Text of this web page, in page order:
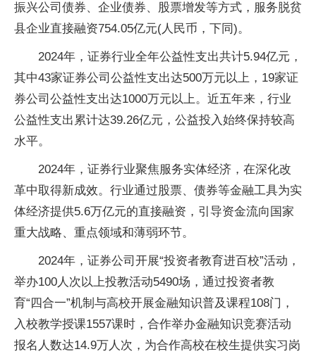
振兴公司债券、企业债券、股票增发等方式，服务脱贫
县企业直接融资754.05亿元(人民币，下同)。
2024年，证券行业全年公益性支出共计5.94亿元，
其中43家证券公司公益性支出达500万元以上，19家证
券公司公益性支出达1000万元以上。近五年来，行业
公益性支出累计达39.26亿元，公益投入始终保持较高
水平。
2024年，证券行业聚焦服务实体经济，在深化改
革中取得新成效。行业通过股票、债券等金融工具为实
体经济提供5.6万亿元的直接融资，引导资金流向国家
重大战略、重点领域和薄弱环节。
2024年，证券公司开展“投资者教育进百校”活动，
举办100人次以上投教活动5490场，通过投资者教
育“四合一”机制与高校开展金融知识普及课程108门，
入校教学授课1557课时，合作举办金融知识竞赛活动
报名人数达14.9万人次，为合作高校在校生提供实习岗